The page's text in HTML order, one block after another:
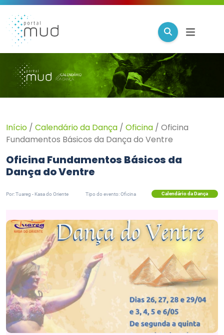
Início / Calendário da Dança / Oficina / Oficina
Fundamentos Básicos da Dança do Ventre
Oficina Fundamentos Básicos da
Dança do Ventre
Por: Tuareg - Kasa do Oriente Tipo do evento: Oficina Calendário da Dança